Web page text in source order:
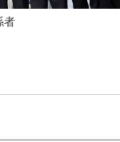
者